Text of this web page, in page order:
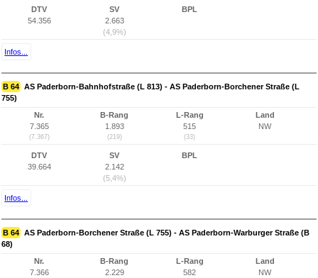
DTV
54.356
SV
2.663
(4,9%)
BPL
Infos...
B 64 AS Paderborn-Bahnhofstraße (L 813) - AS Paderborn-Borchener Straße (L
755)
Nr.
7.365
(7.367)
B-Rang
1.893
(219)
L-Rang
515
(33)
Land
NW
DTV
39.664
SV
2.142
(5,4%)
BPL
Infos...
B 64 AS Paderborn-Borchener Straße (L 755) - AS Paderborn-Warburger Straße (B
68)
Nr.
7.366
B-Rang
2.229
L-Rang
582
Land
NW